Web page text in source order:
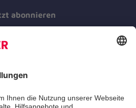
abonnieren
über unsere Arbeit.
abonnieren
Johanniter-Unfall-Hilfe e.V.